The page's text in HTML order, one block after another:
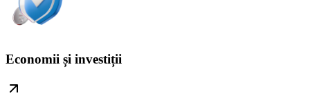
Economii și investiții